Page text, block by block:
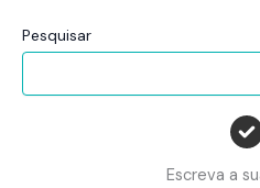
Pesquisar
Escreva a